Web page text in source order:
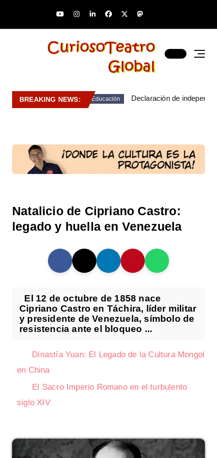
BREAKING NEWS: Educación Declaración de
Natalicio de Cipriano Castro:
legado y huella en Venezuela
El 12 de octubre de 1858 nace
Cipriano Castro en Táchira, líder militar
y presidente de Venezuela, símbolo de
resistencia ante el bloqueo ...
Dinastía Yuan: El Legado de la Cultura Mongol
en China
El Sacro Imperio Romano en el turbulento
siglo XIV